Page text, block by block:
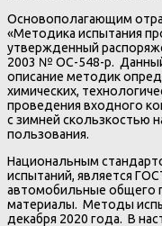
Основополагающим
«Методика испытания
утвержденный
2003 № ОС-548-р.
описание методик
химических,
проведения входного
с зимней скользкостью
пользования.
Национальным
испытаний, является
автомобильные общего
материалы. Методы
декабря 2020 года. В